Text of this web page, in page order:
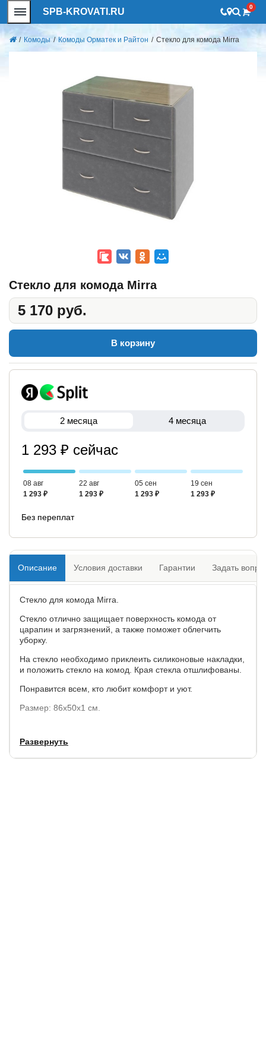
SPB-KROVATI.RU 0
/ Комоды / Комоды Орматек и Райтон / Стекло для комода Mirra
Стекло для комода Mirra
5 170 руб.
В корзину
2 месяца 4 месяца
1 293 ₽ сейчас
08 авг
1 293 ₽
22 авг
1 293 ₽
05 сен
1 293 ₽
19 сен
1 293 ₽
Без переплат
Описание Условия доставки Гарантии Задать
Стекло для комода Mirra.
Стекло отлично защищает поверхность комода от
царапин и загрязнений, а также поможет облегчить
уборку.
На стекло необходимо приклеить силиконовые накладки,
и положить стекло на комод. Края стекла отшлифованы.
Понравится всем, кто любит комфорт и уют.
Размер: 86х50х1 см.
Гарантия:1 год.
Развернуть